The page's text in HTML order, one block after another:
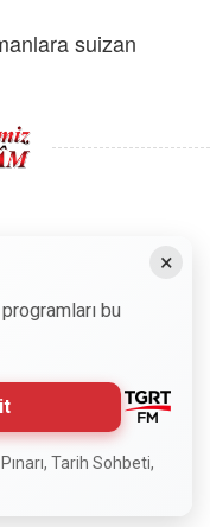
suizan
istifadesi için
şartıyla, izin
gibi alıp istifade
×
bu
Tarih Sohbeti,